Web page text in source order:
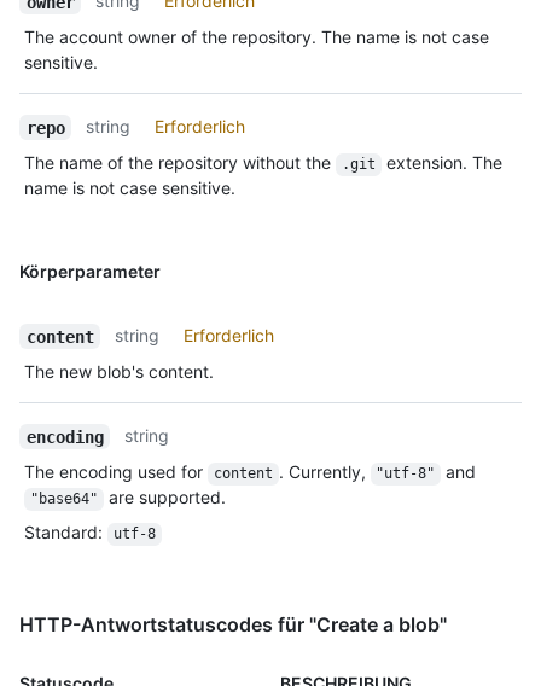
The account owner of the repository. The name is not case
sensitive.
repo string
Erforderlich
The name of the repository without the
.git
extension. The
name is not case sensitive.
Körperparameter
content string
Erforderlich
The new blob's content.
encoding
string
The encoding used for
content . Currently, "utf-8" and
"base64"
are supported.
Standard: utf-8
HTTP-Antwortstatuscodes für "Create a blob"